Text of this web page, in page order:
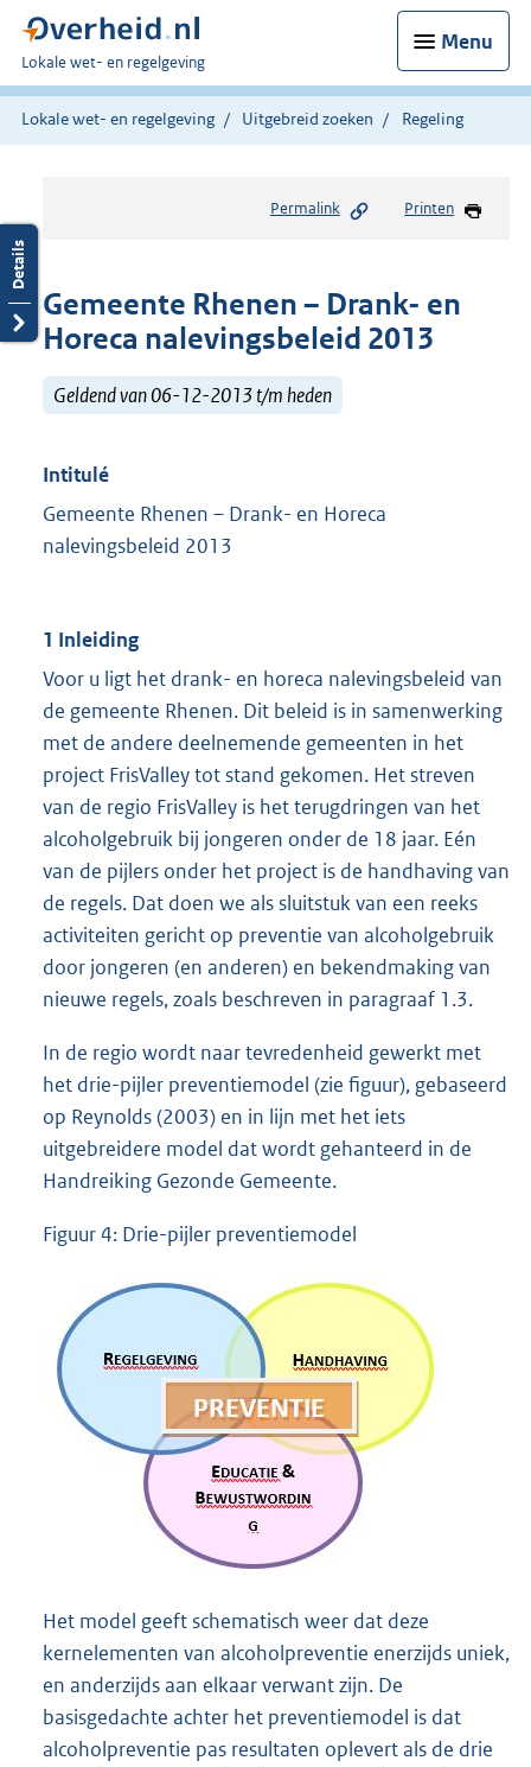
Menu
U
bent
hier:
Lokale wet- en regelgeving
Lokale wet- en regelgeving Uitgebreid zoeken Regeling
Permalink Printen
Gemeente Rhenen – Drank- en
Horeca nalevingsbeleid 2013
Geldend van 06-12-2013 t/m heden
Intitulé
Gemeente Rhenen – Drank- en Horeca
nalevingsbeleid 2013
1 Inleiding
Voor u ligt het drank- en horeca nalevingsbeleid van
de gemeente Rhenen. Dit beleid is in samenwerking
met de andere deelnemende gemeenten in het
project FrisValley tot stand gekomen. Het streven
van de regio FrisValley is het terugdringen van het
alcoholgebruik bij jongeren onder de 18 jaar. Eén
van de pijlers onder het project is de handhaving van
de regels. Dat doen we als sluitstuk van een reeks
activiteiten gericht op preventie van alcoholgebruik
door jongeren (en anderen) en bekendmaking van
nieuwe regels, zoals beschreven in paragraaf 1.3.
In de regio wordt naar tevredenheid gewerkt met
het drie-pijler preventiemodel (zie figuur), gebaseerd
op Reynolds (2003) en in lijn met het iets
uitgebreidere model dat wordt gehanteerd in de
Handreiking Gezonde Gemeente.
Figuur 4: Drie-pijler preventiemodel
Het model geeft schematisch weer dat deze
kernelementen van alcoholpreventie enerzijds uniek,
en anderzijds aan elkaar verwant zijn. De
basisgedachte achter het preventiemodel is dat
alcoholpreventie pas resultaten oplevert als de drie